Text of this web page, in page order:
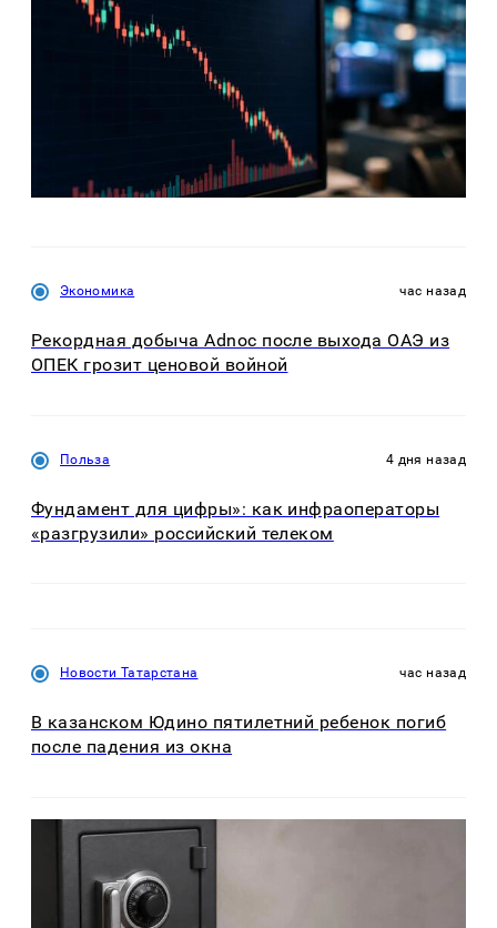
Экономика час назад
Рекордная добыча Adnoc после выхода ОАЭ из
ОПЕК грозит ценовой войной
Польза 4 дня назад
Фундамент для цифры»: как инфраоператоры
«разгрузили» российский телеком
Новости Татарстана час назад
В казанском Юдино пятилетний ребенок погиб
после падения из окна